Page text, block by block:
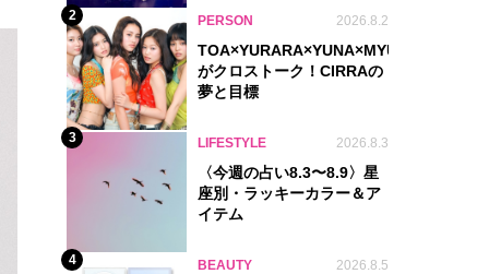
2 PERSON 2026.8.2
TOA×YURARA×YUNA×MYU.Y×MANON
がクロストーク！CIRRAの
夢と目標
3 LIFESTYLE 2026.8.3
〈今週の占い8.3〜8.9〉星
座別・ラッキーカラー＆ア
イテム
4 BEAUTY 2026.8.5